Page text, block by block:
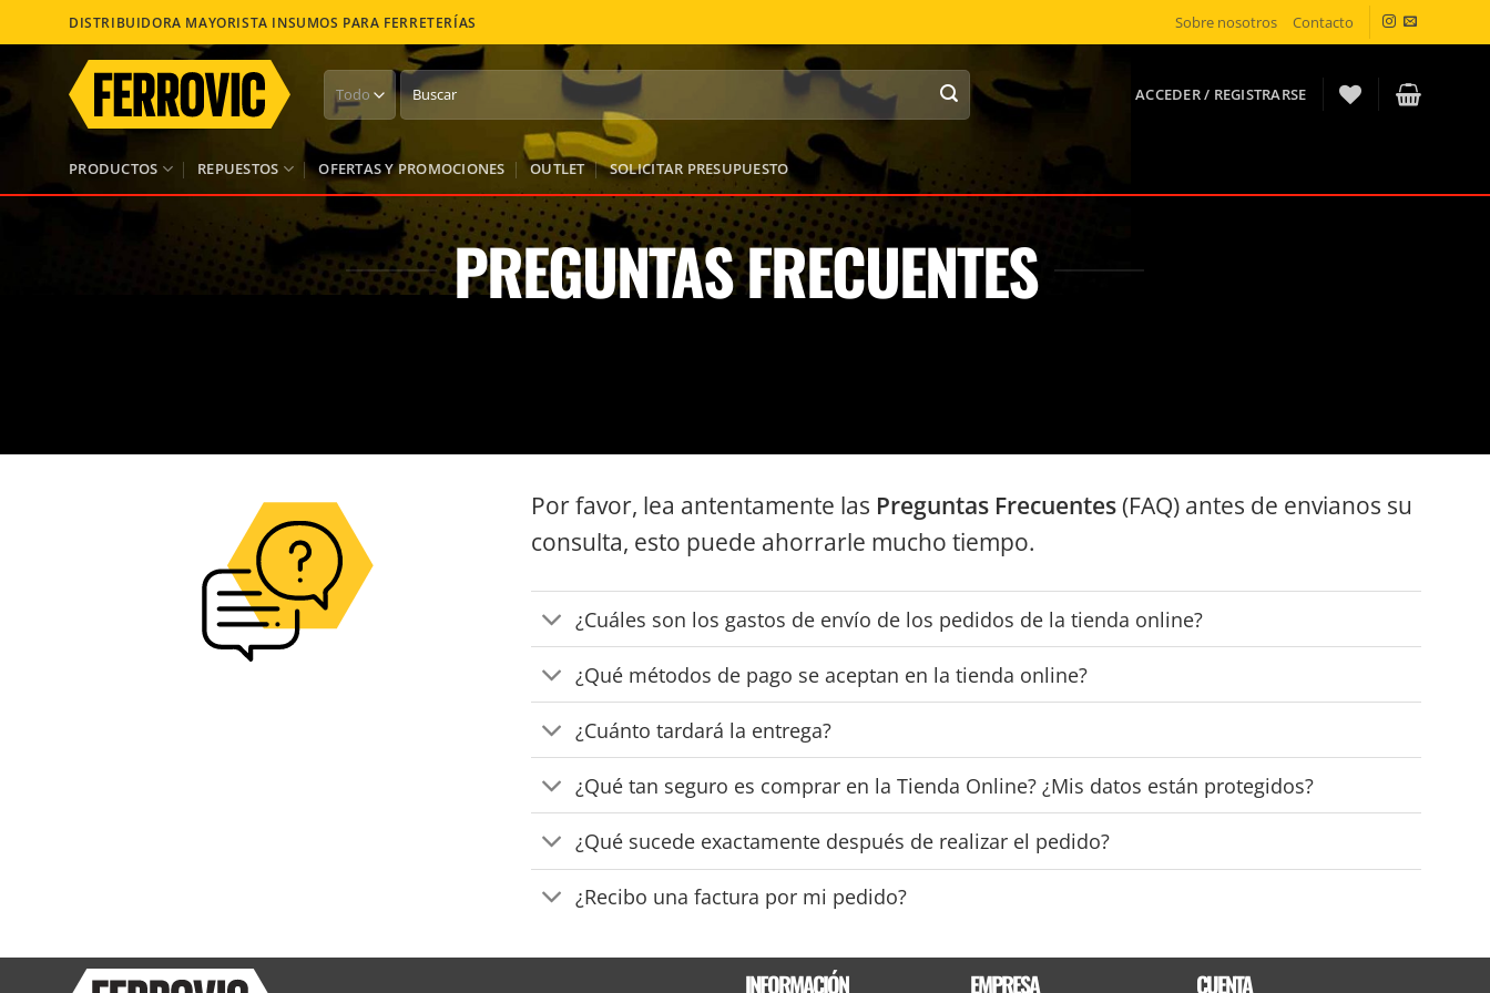
al
contenido
DISTRIBUIDORA MAYORISTA INSUMOS PARA FERRETERÍAS Sobre nosotros Contacto
Buscar
por:
ACCEDER / REGISTRARSE
PRODUCTOS REPUESTOS OFERTAS Y PROMOCIONES OUTLET SOLICITAR PRESUPUESTO
PREGUNTAS FRECUENTES
Por favor, lea antentamente las Preguntas Frecuentes(FAQ) antes de envianos su
consulta, esto puede ahorrarle mucho tiempo.
¿Cuáles son los gastos de envío de los pedidos de la tienda online?
¿Qué métodos de pago se aceptan en la tienda online?
¿Cuánto tardará la entrega?
¿Qué tan seguro es comprar en la Tienda Online? ¿Mis datos están protegidos?
¿Qué sucede exactamente después de realizar el pedido?
¿Recibo una factura por mi pedido?
INFORMACIÓN EMPRESA CUENTA